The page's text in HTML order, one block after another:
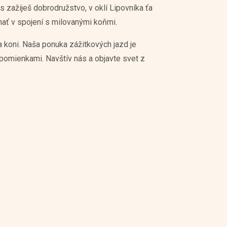
zažiješ dobrodružstvo, v oklí Lipovníka ťa
v spojení s milovanými koňmi.
Naša ponuka zážitkových jazd je
Navštív nás a objavte svet z